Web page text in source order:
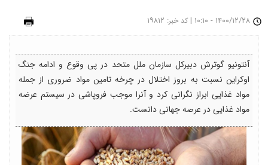
| کد خبر: ۱۹۸۱۲
آنتونیو گوترش دبیرکل سازمان ملل متحد در پی وقوع و ادامه جنگ
اوکراین نسبت به بروز اختلال در چرخه تامین مواد ضروری از جمله
مواد غذایی ابراز نگرانی کرد و آنرا موجب فروپاشی در سیستم عرضه
مواد غذایی در عرصه جهانی دانست.